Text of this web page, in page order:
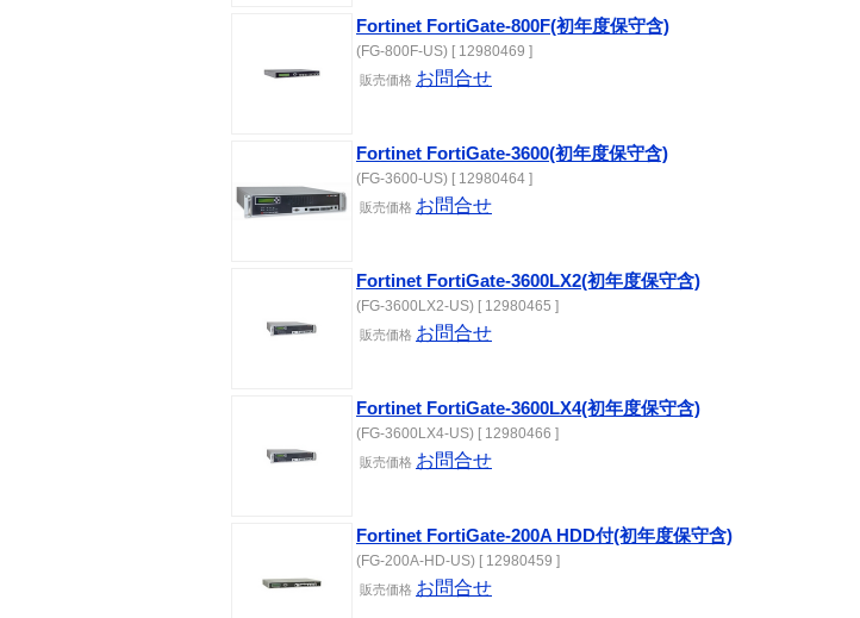
Fortinet FortiGate-800F(初年度保守含)
(FG-800F-US) [ 12980469 ]
販売価格 お問合せ
Fortinet FortiGate-3600(初年度保守含)
(FG-3600-US) [ 12980464 ]
販売価格 お問合せ
Fortinet FortiGate-3600LX2(初年度保守含)
(FG-3600LX2-US) [ 12980465 ]
販売価格 お問合せ
Fortinet FortiGate-3600LX4(初年度保守含)
(FG-3600LX4-US) [ 12980466 ]
販売価格 お問合せ
Fortinet FortiGate-200A HDD付(初年度保守含)
(FG-200A-HD-US) [ 12980459 ]
販売価格 お問合せ